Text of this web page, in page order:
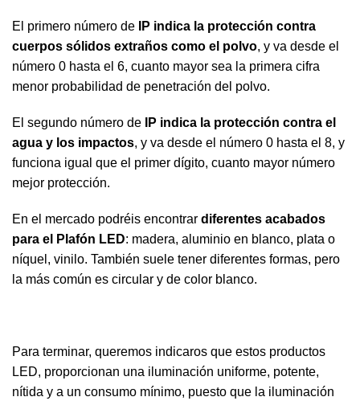
El primero número de
IP indica la protección contra
cuerpos sólidos extraños como el polvo, y va desde el
número 0 hasta el 6, cuanto mayor sea la primera cifra
menor probabilidad de penetración del polvo.
El segundo número de
IP indica la protección contra el
agua y los impactos, y va desde el número 0 hasta el 8, y
funciona igual que el primer dígito, cuanto mayor número
mejor protección.
En el mercado podréis encontrar diferentes acabados
para el Plafón LED: madera, aluminio en blanco, plata o
níquel, vinilo. También suele tener diferentes formas, pero
la más común es circular y de color blanco.
Para terminar, queremos indicaros que estos productos
LED, proporcionan una iluminación uniforme, potente,
nítida y a un consumo mínimo, puesto que la iluminación